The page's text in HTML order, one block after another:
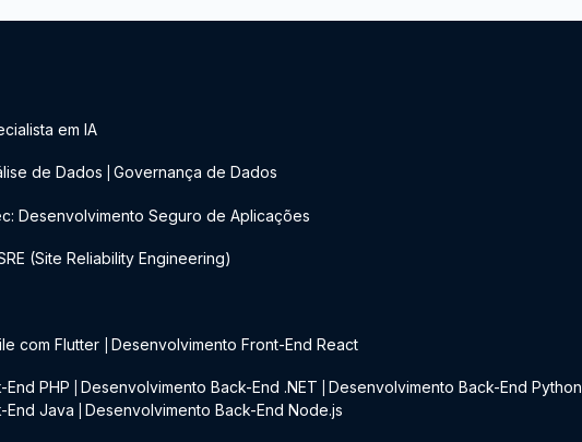
em IA
de Dados Governança de Dados
Desenvolvimento Seguro de Aplicações
(Site Reliability Engineering)
com Flutter Desenvolvimento Front-End React
PHP Desenvolvimento Back-End .NET Desenvolvimento Back-End Python
End Java Desenvolvimento Back-End Node.js